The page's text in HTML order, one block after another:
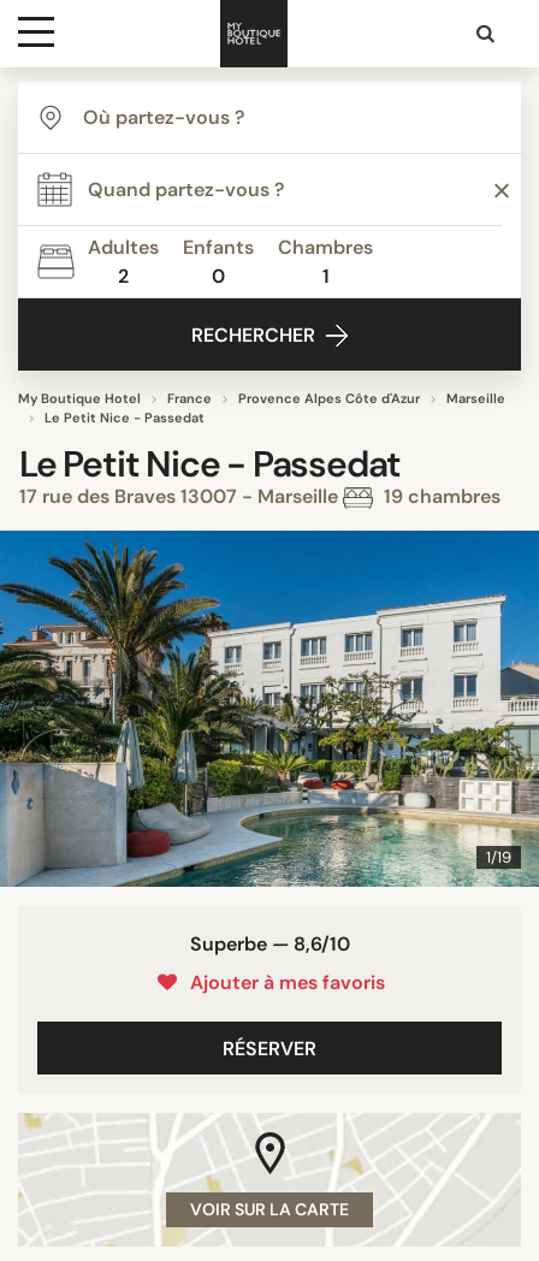
Destinations
Inspiration
Media
Adultes
2
Enfants
0
Chambres
1
RECHERCHER
My Boutique Hotel France Provence Alpes Côte d'Azur
Marseille
Le Petit Nice - Passedat
Le Petit Nice - Passedat
17 rue des Braves 13007 - Marseille 19 chambres
1/19
Superbe — 8,6/10
Ajouter à mes favoris
RÉSERVER
VOIR SUR LA CARTE